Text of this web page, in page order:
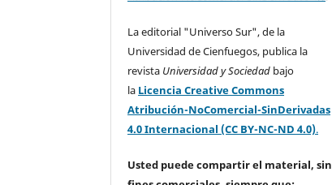
La editorial "Universo Sur", de la
Universidad de Cienfuegos, publica la
revista Universidad y Sociedad bajo
la Licencia Creative Commons
Atribución-NoComercial-SinDerivadas
4.0 Internacional (CC BY-NC-ND 4.0).
Usted puede compartir el material, sin